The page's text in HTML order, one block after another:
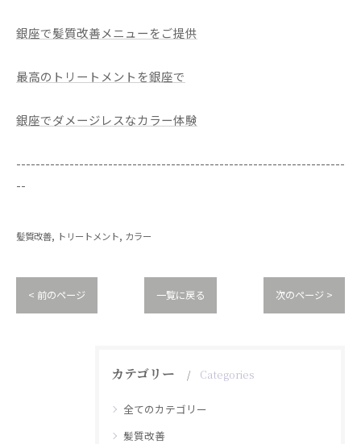
銀座で髪質改善メニューをご提供
最高のトリートメントを銀座で
銀座でダメージレスなカラー体験
--------------------------------------------------------------------
--
髪質改善 トリートメント カラー
< 前のページ 一覧に戻る 次のページ >
カテゴリー Categories
全てのカテゴリー
髪質改善